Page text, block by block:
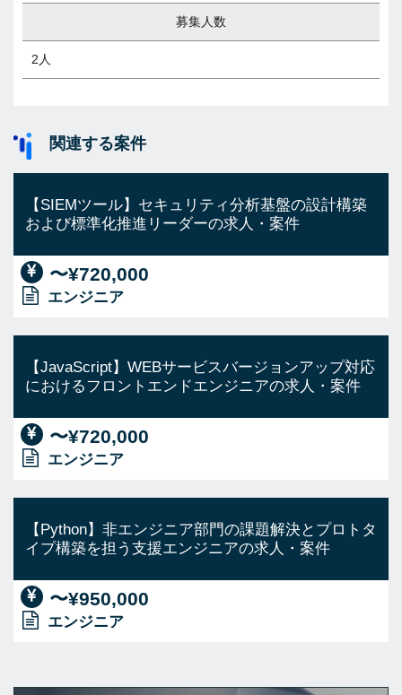
募集人数
2人
関連する案件
【SIEMツール】セキュリティ分析基盤の設計構築
および標準化推進リーダーの求人・案件
〜¥720,000
エンジニア
【JavaScript】WEBサービスバージョンアップ対応
におけるフロントエンドエンジニアの求人・案件
〜¥720,000
エンジニア
【Python】非エンジニア部門の課題解決とプロトタ
イプ構築を担う支援エンジニアの求人・案件
〜¥950,000
エンジニア